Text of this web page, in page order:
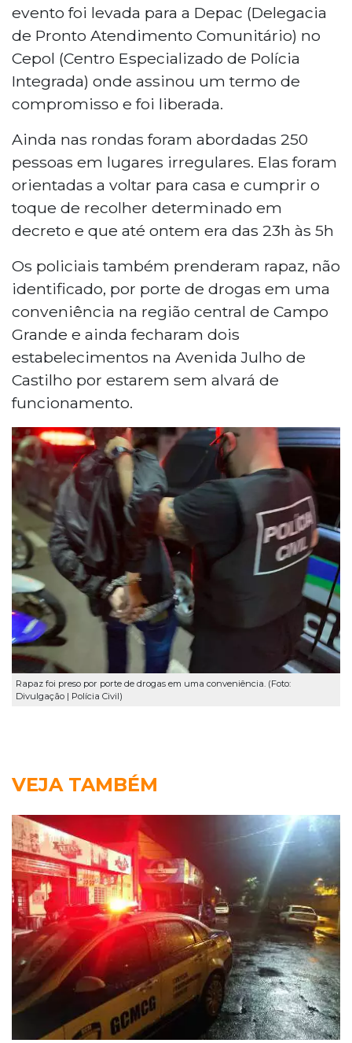
evento foi levada para a Depac (Delegacia
de Pronto Atendimento Comunitário) no
Cepol (Centro Especializado de Polícia
Integrada) onde assinou um termo de
compromisso e foi liberada.
Ainda nas rondas foram abordadas 250
pessoas em lugares irregulares. Elas foram
orientadas a voltar para casa e cumprir o
toque de recolher determinado em
decreto e que até ontem era das 23h às 5h
Os policiais também prenderam rapaz, não
identificado, por porte de drogas em uma
conveniência na região central de Campo
Grande e ainda fecharam dois
estabelecimentos na Avenida Julho de
Castilho por estarem sem alvará de
funcionamento.
Rapaz foi preso por porte de drogas em uma conveniência. (Foto:
Divulgação | Polícia Civil)
VEJA TAMBÉM